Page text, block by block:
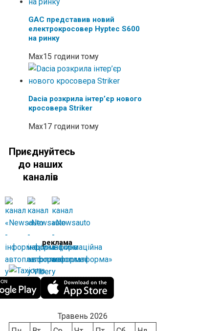
GAC представив новий
електрокросовер Hyptec S600
на ринку
Max15 години тому
Dacia розкрила інтер’єр нового
кросовера Striker
Max17 години тому
Приєднуйтесь
до наших
каналів
реклама
Травень 2026